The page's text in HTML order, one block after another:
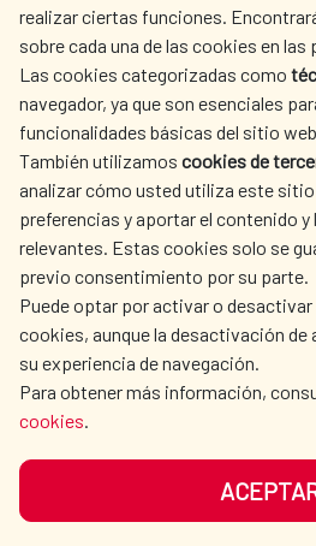
realizar ciertas funciones.
sobre cada una de las cookies en
Las cookies categorizadas como
navegador, ya que son esenciales
funcionalidades básicas del sitio
También utilizamos cookies de
analizar cómo usted utiliza este sitio
preferencias y aportar el contenido y
relevantes. Estas cookies solo se
previo consentimiento por su parte.
Puede optar por activar o
cookies, aunque la desactivación de
su experiencia de navegación.
Para obtener más información,
cookies.
AECID
SPANISH HUMANITARIAN
ACTION
CULTURE AND SCIENCE
OUR SOCIAL MEDIA
DATA